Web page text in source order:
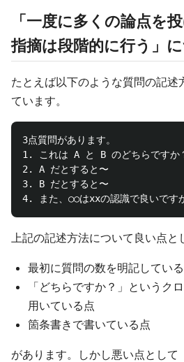
「一度に多くの論点を
指摘は段階的に行う」
たとえば以下のような質問の記述
ています。
3点質問があります。
1. これは A と B のどちらですか
2. A だとすると〜
3. B だとすると〜
上記の記述方法について良い点と
最初に質問の数を明記してい
「どちらですか？」というク
用いている点
箇条書きで書いている点
があります。しかし悪い点として